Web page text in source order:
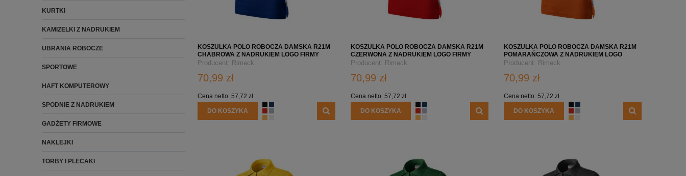
KURTKI
KAMIZELKI Z NADRUKIEM
UBRANIA ROBOCZE
SPORTOWE
HAFT KOMPUTEROWY
SPODNIE Z NADRUKIEM
GADŻETY FIRMOWE
NAKLEJKI
TORBY I PLECAKI
KOSZULKA POLO ROBOCZA DAMSKA R21M
CHABROWA Z NADRUKIEM LOGO FIRMY
Producent: Rimeck
70,99 zł
Cena netto: 57,72 zł
DO KOSZYKA
KOSZULKA POLO ROBOCZA DAMSKA R21M
CZERWONA Z NADRUKIEM LOGO FIRMY
Producent: Rimeck
70,99 zł
Cena netto: 57,72 zł
DO KOSZYKA
KOSZULKA POLO ROBOCZA DAMSKA R21M
POMARAŃCZOWA Z NADRUKIEM LOGO
FIRMY
Producent: Rimeck
70,99 zł
Cena netto: 57,72 zł
DO KOSZYKA